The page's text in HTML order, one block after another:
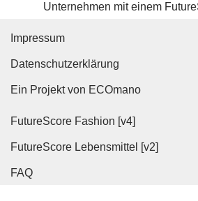
Unternehmen mit einem
Impressum
Datenschutz­erklärung
Ein Projekt von ECOmano
FutureScore Fashion [v4]
FutureScore Lebensmittel [v2]
FAQ